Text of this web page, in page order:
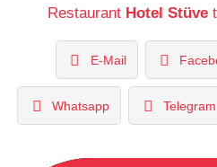
Restaurant Hotel Stüve
E-Mail
Whatsapp Telegram